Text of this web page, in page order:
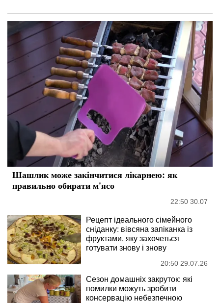
Шашлик може закінчитися лікарнею: як
правильно обирати м'ясо
22:50 30.07
Рецепт ідеального сімейного
сніданку: вівсяна запіканка із
фруктами, яку захочеться
готувати знову і знову
20:50 29.07.26
Сезон домашніх закруток: які
помилки можуть зробити
консервацію небезпечною